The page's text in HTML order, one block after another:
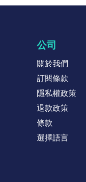
公司
關於我們
訂閱條款
隱私權政策
退款政策
條款
選擇語言